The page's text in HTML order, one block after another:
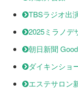
TBSラジオ出
2025ミラノデ
朝日新聞
ダイキンショ
エステサロン